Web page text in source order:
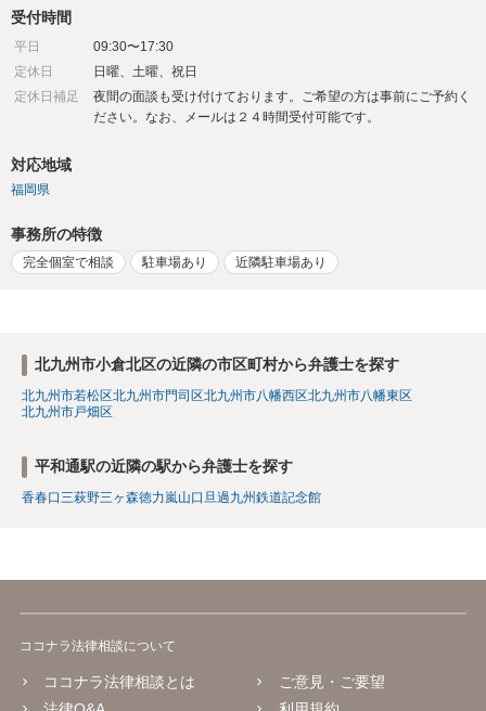
受付時間
平日
09:30〜17:30
定休日
日曜、土曜、祝日
定休日補足
夜間の面談も受け付けております。ご希望の方は事前にご予約く
ださい。なお、メールは２４時間受付可能です。
対応地域
福岡県
事務所の特徴
完全個室で相談 駐車場あり 近隣駐車場あり
北九州市小倉北区の近隣の市区町村から弁護士を探す
北九州市若松区北九州市門司区北九州市八幡西区北九州市八幡東区
北九州市戸畑区
平和通駅の近隣の駅から弁護士を探す
香春口三萩野三ヶ森徳力嵐山口 旦過九州鉄道記念館
ココナラ法律相談について
ココナラ法律相談とは
ご意見・ご要望